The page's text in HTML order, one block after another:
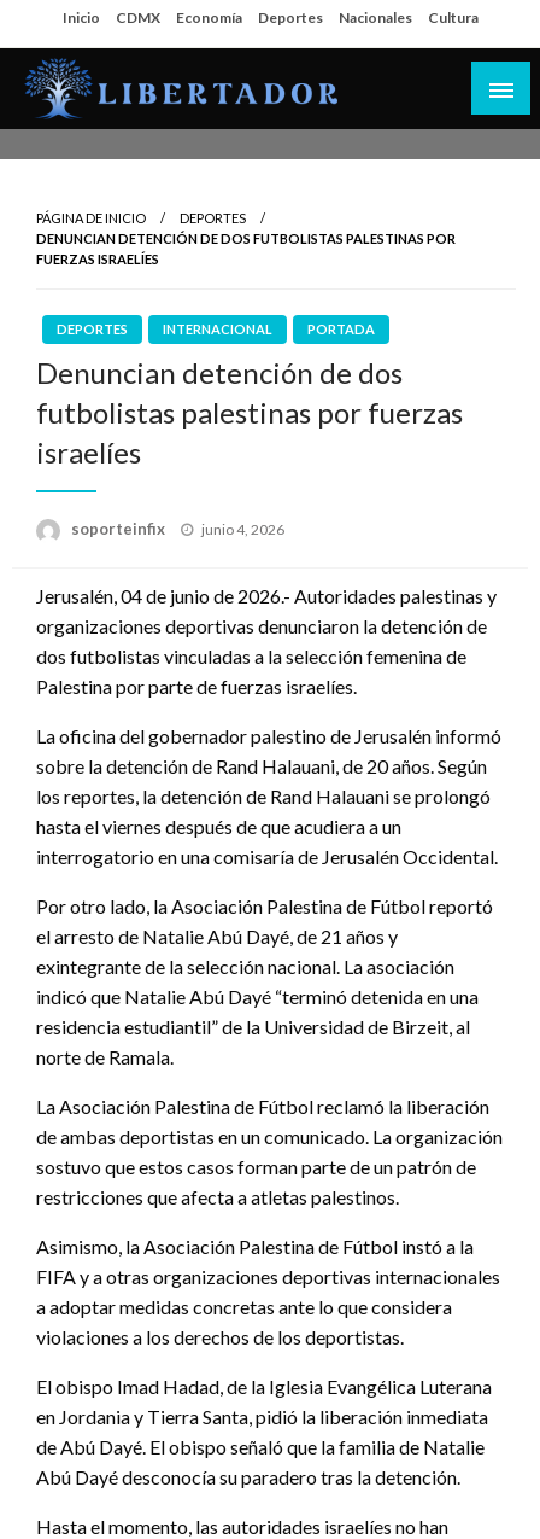
al
contenido
Inicio CDMX Economía Deportes Nacionales Cultura
PÁGINA DE INICIO
DEPORTES
DENUNCIAN DETENCIÓN DE DOS FUTBOLISTAS PALESTINAS POR
FUERZAS ISRAELÍES
DEPORTES INTERNACIONAL PORTADA
Denuncian detención de dos
futbolistas palestinas por fuerzas
israelíes
soporteinfix
Publicado
junio 4, 2026
Jerusalén, 04 de junio de 2026.- Autoridades palestinas y
organizaciones deportivas denunciaron la detención de
dos futbolistas vinculadas a la selección femenina de
Palestina por parte de fuerzas israelíes.
La oficina del gobernador palestino de Jerusalén informó
sobre la detención de Rand Halauani, de 20 años. Según
los reportes, la detención de Rand Halauani se prolongó
hasta el viernes después de que acudiera a un
interrogatorio en una comisaría de Jerusalén Occidental.
Por otro lado, la Asociación Palestina de Fútbol reportó
el arresto de Natalie Abú Dayé, de 21 años y
exintegrante de la selección nacional. La asociación
indicó que Natalie Abú Dayé “terminó detenida en una
residencia estudiantil” de la Universidad de Birzeit, al
norte de Ramala.
La Asociación Palestina de Fútbol reclamó la liberación
de ambas deportistas en un comunicado. La organización
sostuvo que estos casos forman parte de un patrón de
restricciones que afecta a atletas palestinos.
Asimismo, la Asociación Palestina de Fútbol instó a la
FIFA y a otras organizaciones deportivas internacionales
a adoptar medidas concretas ante lo que considera
violaciones a los derechos de los deportistas.
El obispo Imad Hadad, de la Iglesia Evangélica Luterana
en Jordania y Tierra Santa, pidió la liberación inmediata
de Abú Dayé. El obispo señaló que la familia de Natalie
Abú Dayé desconocía su paradero tras la detención.
Hasta el momento, las autoridades israelíes no han